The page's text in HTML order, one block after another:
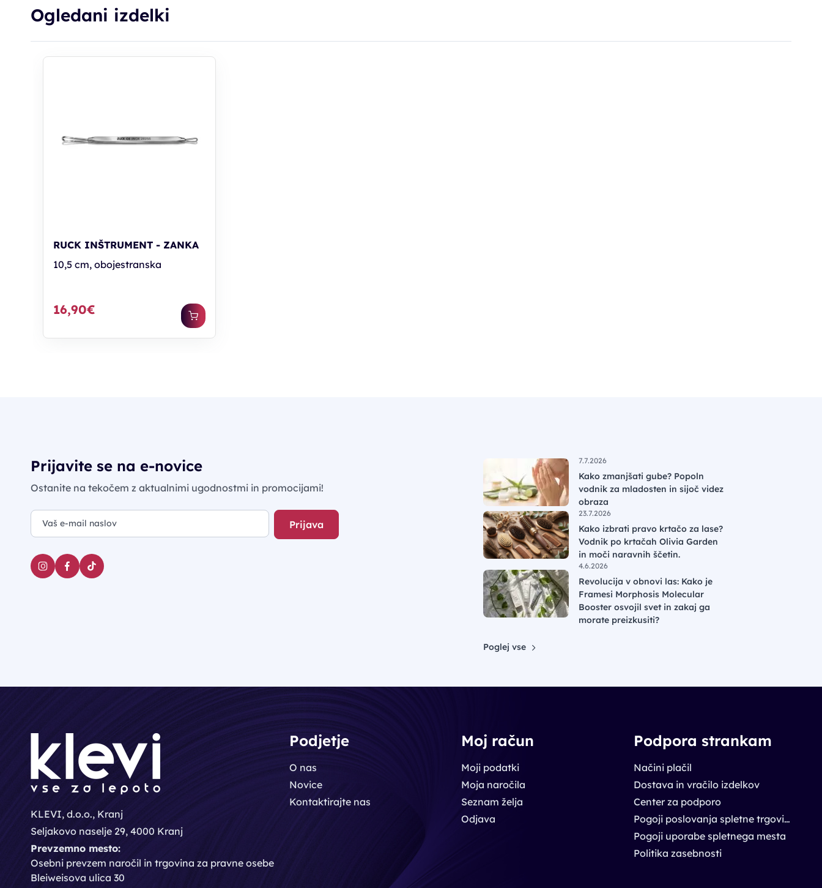
Ogledani izdelki
RUCK INŠTRUMENT - ZANKA
10,5 cm, obojestranska
16,90€
Prijavite se na e-novice
Ostanite na tekočem z aktualnimi ugodnostmi in promocijami!
Prijava
7.7.2026
Kako zmanjšati gube? Popoln
vodnik za mladosten in sijoč videz
obraza
23.7.2026
Kako izbrati pravo krtačo za lase?
Vodnik po krtačah Olivia Garden
in moči naravnih ščetin.
4.6.2026
Revolucija v obnovi las: Kako je
Framesi Morphosis Molecular
Booster osvojil svet in zakaj ga
morate preizkusiti?
Poglej vse
KLEVI, d.o.o., Kranj
Seljakovo naselje 29, 4000 Kranj
Prevzemno mesto:
Osebni prevzem naročil in trgovina za pravne osebe
Bleiweisova ulica 30
Podjetje
O nas
Novice
Kontaktirajte nas
Moj račun
Moji podatki
Moja naročila
Seznam želja
Odjava
Podpora strankam
Načini plačil
Dostava in vračilo izdelkov
Center za podporo
Pogoji poslovanja spletne trgovine
Pogoji uporabe spletnega mesta
Politika zasebnosti